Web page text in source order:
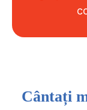
Cântați